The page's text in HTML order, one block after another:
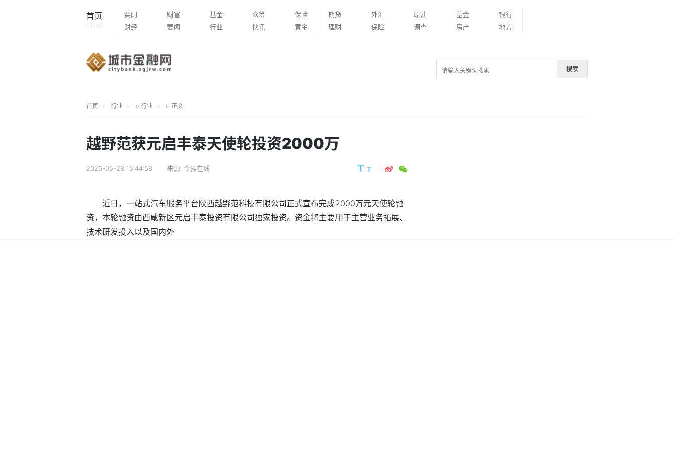
首页
HOME
要闻 财富 基金 众筹
保险
财经
要闻 行业 快讯 黄金
期货 外汇 原油 基金
银行
理财
保险 调查 房产 地方
搜索
首页 行业 > 行业 > 正文
越野范获元启丰泰天使轮投资2000万
2026-05-28 15:44:58 来源: 今报在线
近日，一站式汽车服务平台陕西越野范科技有限公司正式宣布完成2000万元天使轮融
资，本轮融资由西咸新区元启丰泰投资有限公司独家投资。资金将主要用于主营业务拓展、
技术研发投入以及国内外